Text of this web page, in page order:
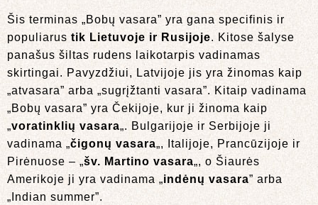
Šis terminas „Bobų vasara” yra gana specifinis ir
populiarus tik Lietuvoje ir Rusijoje. Kitose šalyse
panašus šiltas rudens laikotarpis vadinamas
skirtingai. Pavyzdžiui, Latvijoje jis yra žinomas kaip
„atvasara” arba „sugrįžtanti vasara”. Kitaip vadinama
„Bobų vasara” yra Čekijoje, kur ji žinoma kaip
„voratinklių vasara„. Bulgarijoje ir Serbijoje ji
vadinama „čigonų vasara„, Italijoje, Prancūzijoje ir
Pirėnuose – „šv. Martino vasara„, o Šiaurės
Amerikoje ji yra vadinama „indėnų vasara” arba
„Indian summer”.